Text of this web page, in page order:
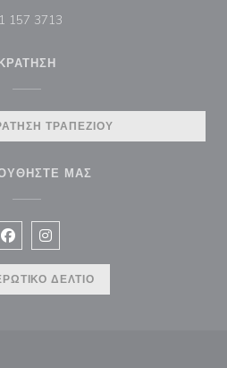
157 3713
ΤΡΑΠΕΖΙΟΎ
ΜΑΣ
Facebook ((ανοίγει σε νέο
Instagram ((ανοίγει σε νέο
ΔΕΛΤΊΟ